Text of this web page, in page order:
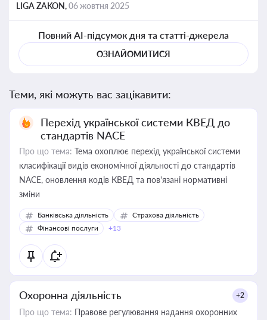
LIGA ZAKON,06 жовтня 2025
Повний AI-підсумок дня та статті-джерела
ОЗНАЙОМИТИСЯ
Теми, які можуть вас зацікавити:
Перехід української системи КВЕД до
стандартів NACE
Про що тема: Тема охоплює перехід української системи
класифікації видів економічної діяльності до стандартів
NACE, оновлення кодів КВЕД та пов'язані нормативні
зміни
Банківська діяльність
Страхова діяльність
Фінансові послуги
+13
Охоронна діяльність +2
Про що тема: Правове регулювання надання охоронних